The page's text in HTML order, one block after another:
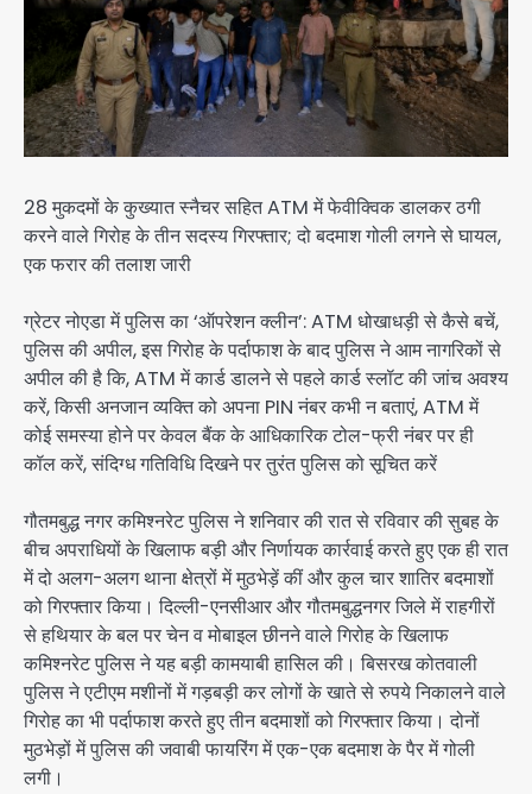
28 मुकदमों के कुख्यात स्नैचर सहित ATM में फेवीक्विक डालकर ठगी
करने वाले गिरोह के तीन सदस्य गिरफ्तार; दो बदमाश गोली लगने से घायल,
एक फरार की तलाश जारी
ग्रेटर नोएडा में पुलिस का ‘ऑपरेशन क्लीन’: ATM धोखाधड़ी से कैसे बचें,
पुलिस की अपील, इस गिरोह के पर्दाफाश के बाद पुलिस ने आम नागरिकों से
अपील की है कि, ATM में कार्ड डालने से पहले कार्ड स्लॉट की जांच अवश्य
करें, किसी अनजान व्यक्ति को अपना PIN नंबर कभी न बताएं, ATM में
कोई समस्या होने पर केवल बैंक के आधिकारिक टोल-फ्री नंबर पर ही
कॉल करें, संदिग्ध गतिविधि दिखने पर तुरंत पुलिस को सूचित करें
गौतमबुद्ध नगर कमिश्नरेट पुलिस ने शनिवार की रात से रविवार की सुबह के
बीच अपराधियों के खिलाफ बड़ी और निर्णायक कार्रवाई करते हुए एक ही रात
में दो अलग-अलग थाना क्षेत्रों में मुठभेड़ें कीं और कुल चार शातिर बदमाशों
को गिरफ्तार किया। दिल्ली-एनसीआर और गौतमबुद्धनगर जिले में राहगीरों
से हथियार के बल पर चेन व मोबाइल छीनने वाले गिरोह के खिलाफ
कमिश्नरेट पुलिस ने यह बड़ी कामयाबी हासिल की। बिसरख कोतवाली
पुलिस ने एटीएम मशीनों में गड़बड़ी कर लोगों के खाते से रुपये निकालने वाले
गिरोह का भी पर्दाफाश करते हुए तीन बदमाशों को गिरफ्तार किया। दोनों
मुठभेड़ों में पुलिस की जवाबी फायरिंग में एक-एक बदमाश के पैर में गोली
लगी।